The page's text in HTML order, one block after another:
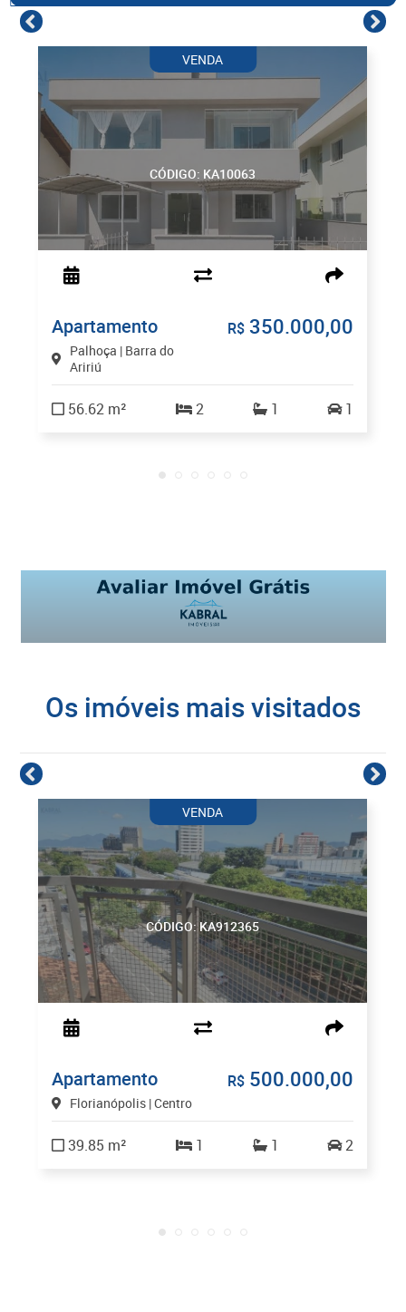
CÓDIGO: KA10063
VENDA
Apartamento
Palhoça | Barra do
Aririú
R$ 350.000,00
56.62 m² 2 1 1
Os imóveis mais visitados
CÓDIGO: KA912365
VENDA
Apartamento
Florianópolis | Centro
R$ 500.000,00
39.85 m² 1 1 2